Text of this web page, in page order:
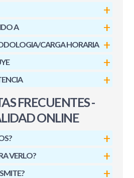
A
CARGA HORARIA
FRECUENTES -
ONLINE
VERLO?